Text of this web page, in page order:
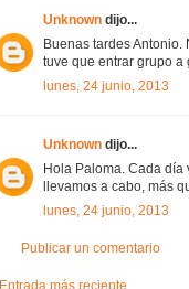
Unknown dijo...
Buenas tardes
tuve que entrar grupo
lunes, 24 junio, 2013
Unknown dijo...
Hola Paloma. Cada
llevamos a cabo, más
lunes, 24 junio, 2013
Publicar un comentario
Entrada más reciente